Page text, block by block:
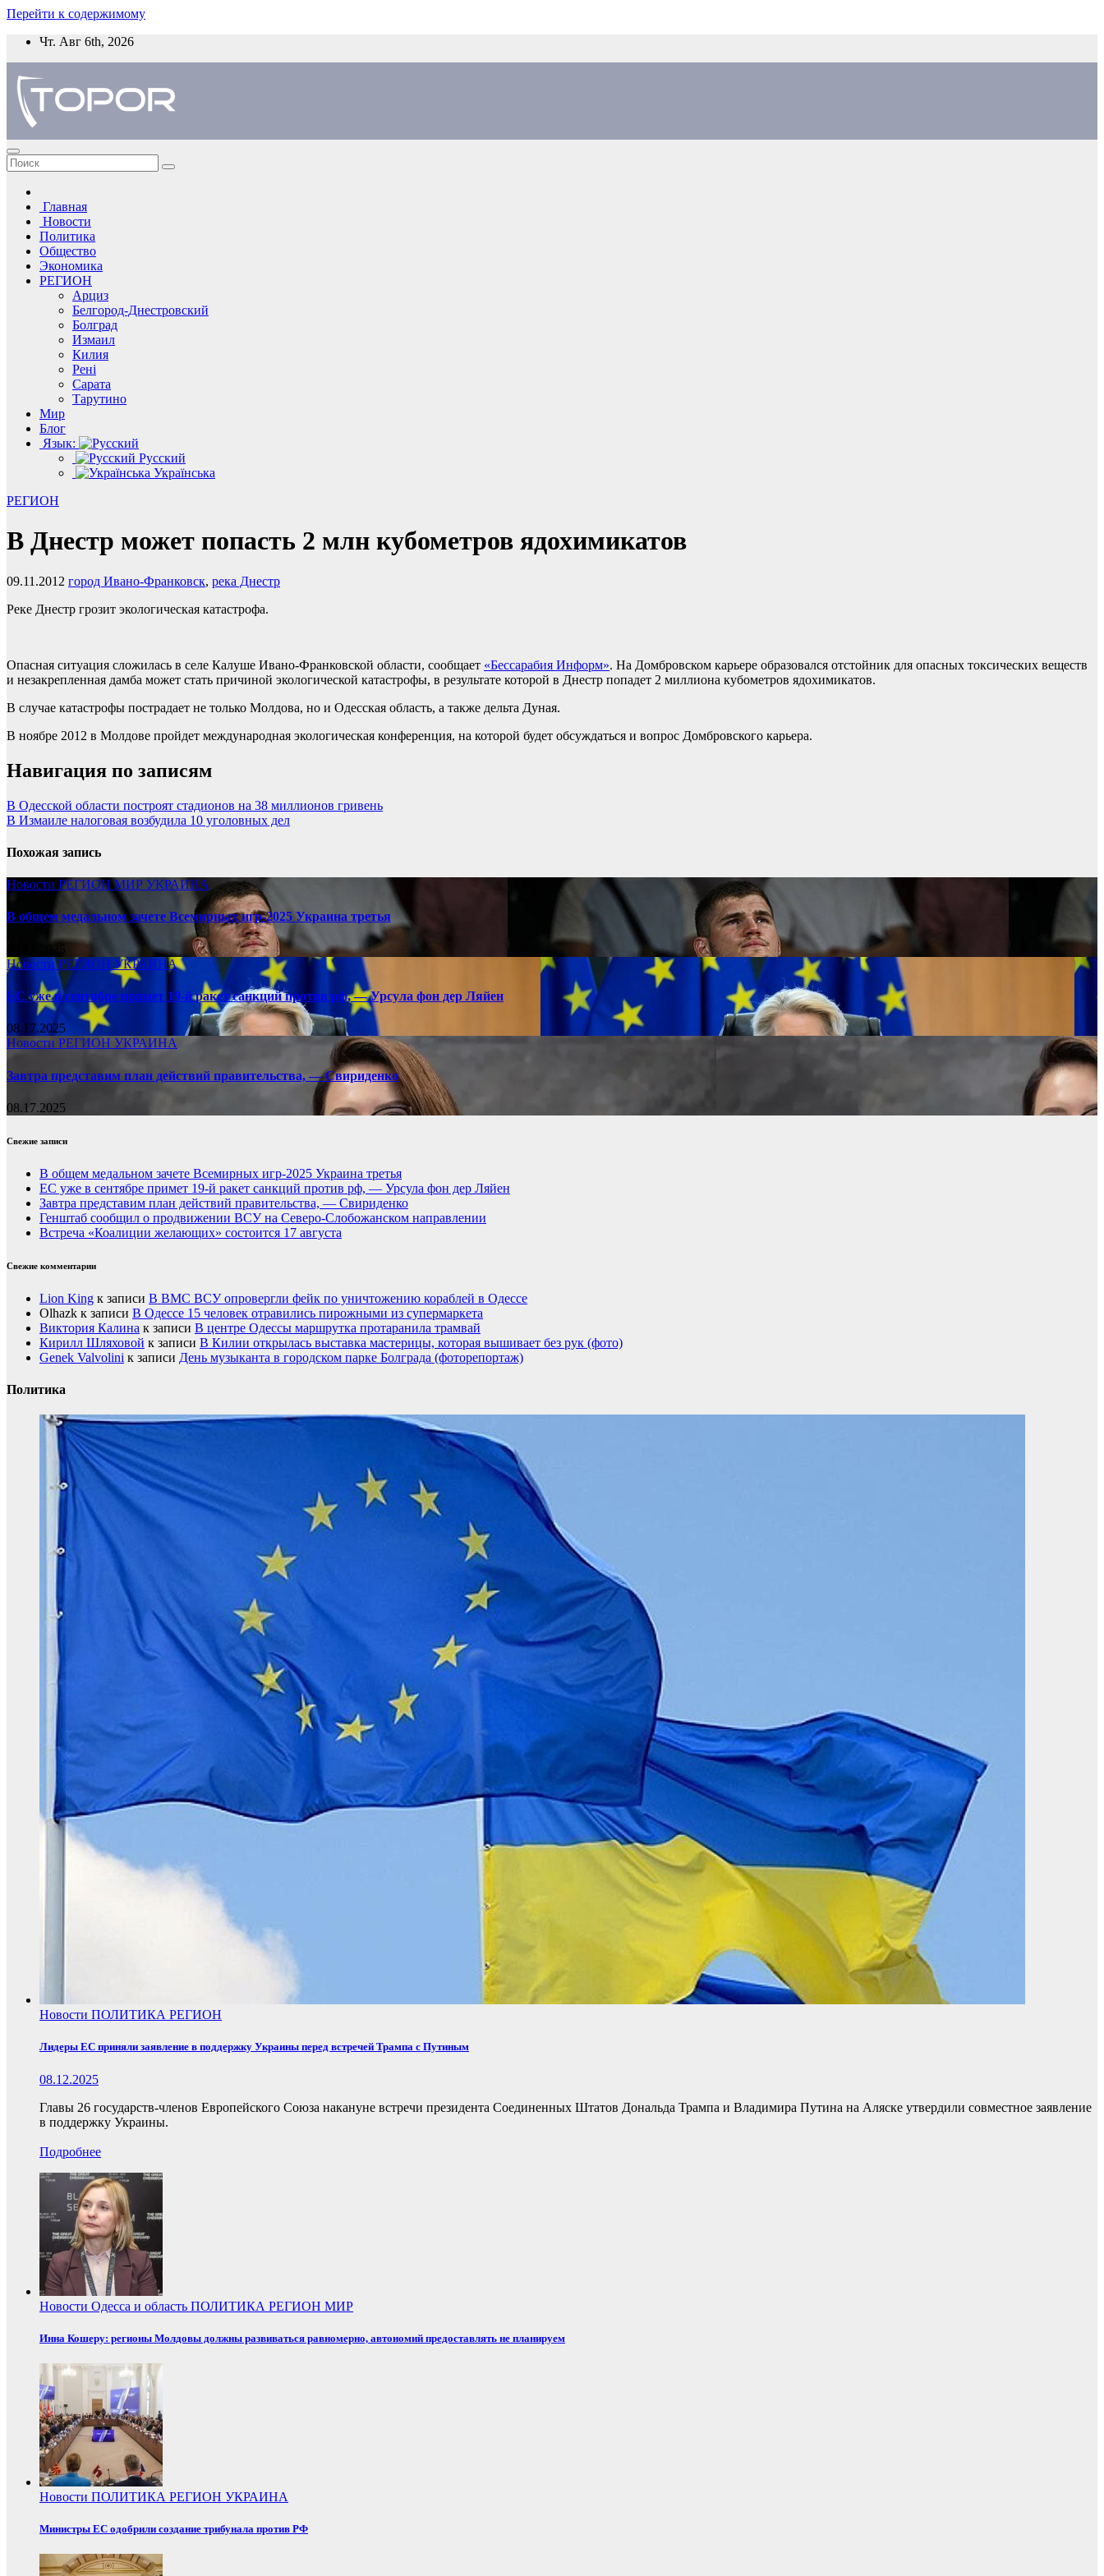
Перейти к содержимому
Чт. Авг 6th, 2026
Главная
Новости
Политика
Общество
Экономика
РЕГИОН
Арциз
Белгород-Днестровский
Болград
Измаил
Килия
Рені
Сарата
Тарутино
Мир
Блог
Язык:
Русский
Українська
РЕГИОН
В Днестр может попасть 2 млн кубометров ядохимикатов
09.11.2012 город Ивано-Франковск, река Днестр
Реке Днестр грозит экологическая катастрофа.
Опасная ситуация сложилась в селе Калуше Ивано-Франковской области, сообщает «Бессарабия Информ». На Домбровском карьере образовался отстойник для опасных токсических веществ
и незакрепленная дамба может стать причиной экологической катастрофы, в результате которой в Днестр попадет 2 миллиона кубометров ядохимикатов.
В случае катастрофы пострадает не только Молдова, но и Одесская область, а также дельта Дуная.
В ноябре 2012 в Молдове пройдет международная экологическая конференция, на которой будет обсуждаться и вопрос Домбровского карьера.
Навигация по записям
В Одесской области построят стадионов на 38 миллионов гривень
В Измаиле налоговая возбудила 10 уголовных дел
Похожая запись
Новости РЕГИОНМИР УКРАИНА
В общем медальном зачете Всемирных игр-2025 Украина третья
08.17.2025
НовостиРЕГИОНУКРАИНА
ЕС уже в сентябре примет 19-й ракет санкций против рф, — Урсула фон дер Ляйен
08.17.2025
Новости РЕГИОН УКРАИНА
Завтра представим план действий правительства, — Свириденко
08.17.2025
Свежие записи
В общем медальном зачете Всемирных игр-2025 Украина третья
ЕС уже в сентябре примет 19-й ракет санкций против рф, — Урсула фон дер Ляйен
Завтра представим план действий правительства, — Свириденко
Генштаб сообщил о продвижении ВСУ на Северо-Слобожанском направлении
Встреча «Коалиции желающих» состоится 17 августа
Свежие комментарии
Lion King к записи В ВМС ВСУ опровергли фейк по уничтожению кораблей в Одессе
Olhazk к записи В Одессе 15 человек отравились пирожными из супермаркета
Виктория Калина к записи В центре Одессы маршрутка протаранила трамвай
Кирилл Шляховой к записи В Килии открылась выставка мастерицы, которая вышивает без рук (фото)
Genek Valvolini к записи День музыканта в городском парке Болграда (фоторепортаж)
Политика
Новости ПОЛИТИКА РЕГИОН
Лидеры ЕС приняли заявление в поддержку Украины перед встречей Трампа с Путиным
08.12.2025
Главы 26 государств-членов Европейского Союза накануне встречи президента Соединенных Штатов Дональда Трампа и Владимира Путина на Аляске утвердили совместное заявление
в поддержку Украины.
Подробнее
Новости Одесса и область ПОЛИТИКА РЕГИОН МИР
Инна Кошеру: регионы Молдовы должны развиваться равномерно, автономий предоставлять не планируем
Новости ПОЛИТИКА РЕГИОН УКРАИНА
Министры ЕС одобрили создание трибунала против РФ